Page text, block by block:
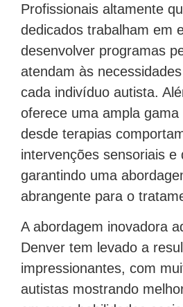
Profissionais altamente
dedicados trabalham em
desenvolver programas
atendam às
cada indivíduo autista.
oferece uma ampla gama
desde terapias
intervenções sensoriais e
garantindo uma
abrangente para o
A abordagem inovadora
Denver tem levado a
impressionantes, com
autistas mostrando